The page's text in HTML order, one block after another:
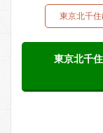
東京北千
東京北千